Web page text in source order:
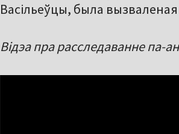
Васільеўцы, была вызваленая
Відэа пра расследаванне па-